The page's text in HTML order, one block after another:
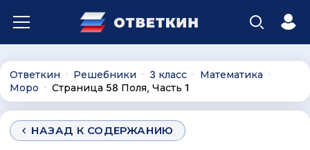
Ответкин ∙ Решебники ∙ 3 класс ∙ Математика ∙
Моро ∙ Страница 58 Поля, Часть 1
НАЗАД К СОДЕРЖАНИЮ